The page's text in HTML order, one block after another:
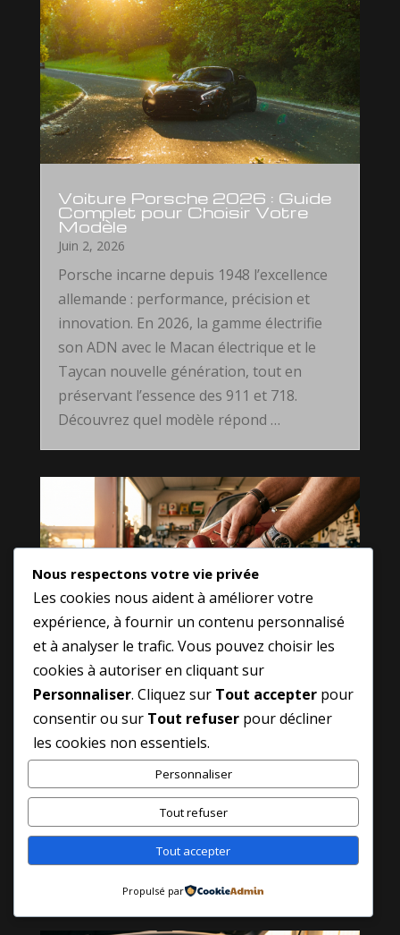
Voiture Porsche 2026 : Guide
Complet pour Choisir Votre
Modèle
Juin 2, 2026
Porsche incarne depuis 1948 l’excellence
allemande : performance, précision et
innovation. En 2026, la gamme électrifie
son ADN avec le Macan électrique et le
Taycan nouvelle génération, tout en
préservant l’essence des 911 et 718.
Découvrez quel modèle répond …
Schema branchement camera
de recul : Comment Réussir ?
Avr 17, 2026
Marre de rayer votre carrosserie ? Je vous
explique comment installer votre
équipement comme un pro grâce à un
schema branchement camera de recul
limpide, même si vous n’y connaissez
Nous respectons votre vie privée
Les cookies nous aident à améliorer votre
expérience, à fournir un contenu personnalisé
et à analyser le trafic. Vous pouvez choisir les
cookies à autoriser en cliquant sur
Personnaliser. Cliquez sur Tout accepter pour
consentir ou sur Tout refuser pour décliner
les cookies non essentiels.
Personnaliser
Tout refuser
Tout accepter
Propulsé par